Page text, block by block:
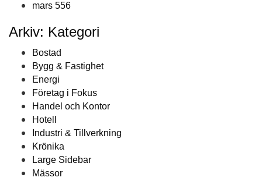
mars 556
Arkiv: Kategori
Bostad
Bygg & Fastighet
Energi
Företag i Fokus
Handel och Kontor
Hotell
Industri & Tillverkning
Krönika
Large Sidebar
Mässor